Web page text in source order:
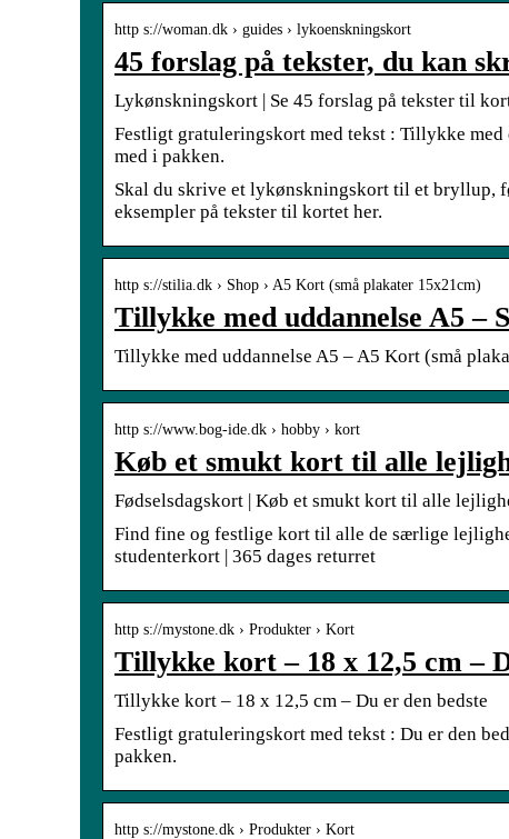
http s://woman.dk › guides › lykoenskningskort
45 forslag på tekster, du kan
Lykønskningskort | Se 45 forslag på tekster til
Festligt gratuleringskort med tekst : Tillykke
med i pakken.
Skal du skrive et lykønskningskort til et bryllup,
eksempler på tekster til kortet her.
http s://stilia.dk › Shop › A5 Kort (små plakater 15x21cm)
Tillykke med uddannelse A5 –
Tillykke med uddannelse A5 – A5 Kort (små
http s://www.bog-ide.dk › hobby › kort
Køb et smukt kort til alle
Fødselsdagskort | Køb et smukt kort til alle
Find fine og festlige kort til alle de særlige
studenterkort | 365 dages returret
http s://mystone.dk › Produkter › Kort
Tillykke kort – 18 x 12,5 cm –
Tillykke kort – 18 x 12,5 cm – Du er den bedste
Festligt gratuleringskort med tekst : Du er den
pakken.
http s://mystone.dk › Produkter › Kort